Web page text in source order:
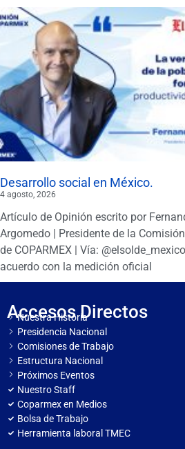
Desarrollo social en México.
4 agosto, 2026
Artículo de Opinión escrito por
Argomedo | Presidente de la
de COPARMEX | Vía:
acuerdo con la medición oficial
Accesos Directos
Nuestra Historia
Presidencia Nacional
Comisiones de Trabajo
Estructura Nacional
Próximos Eventos
Nuestro Staff
Coparmex en Medios
Bolsa de Trabajo
Herramienta laboral TMEC